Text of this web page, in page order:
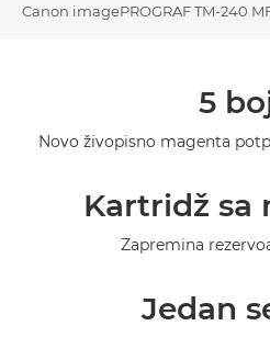
Canon imagePROGRAF TM-240
5
Novo živopisno magenta
Kartridž sa
Zapremina
Jedan